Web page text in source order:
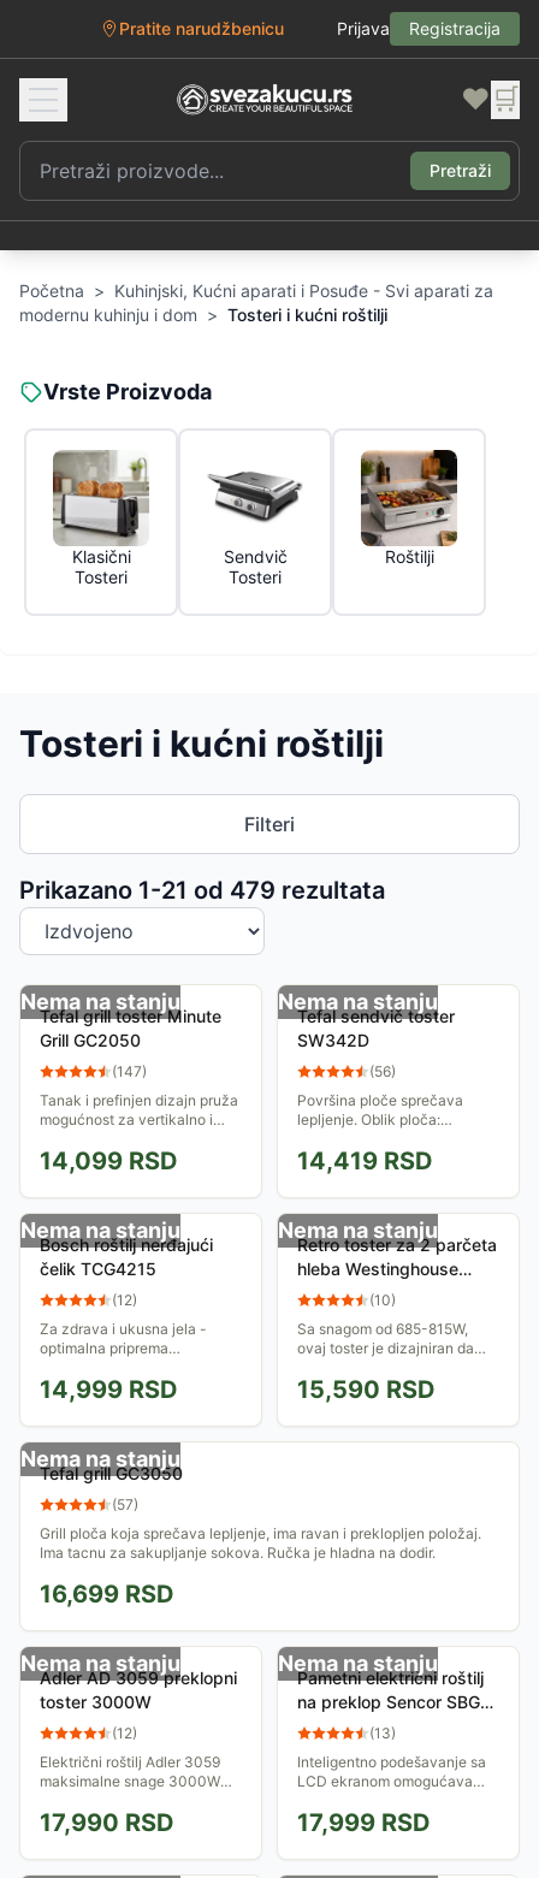
Pratite narudžbenicu Prijava Registracija
❤️ 🛒
Pretraži
Početna > Kuhinjski, Kućni aparati i Posuđe - Svi aparati za
modernu kuhinju i dom > Tosteri i kućni roštilji
Vrste Proizvoda
Klasični
Tosteri
Sendvič
Tosteri
Roštilji
Tosteri i kućni roštilji
Filteri
Prikazano 1-21 od 479 rezultata
Sortiranje proizvoda
Nema na stanju
Tefal grill toster Minute
Grill GC2050
(147)
Tanak i prefinjen dizajn pruža
mogućnost za vertikalno i
ugrađene rešetke za sokove.
Može se upotrebljavati
preklopljen za...
14,099 RSD
Nema na stanju
Tefal sendvič toster
SW342D
(56)
Površina ploče sprečava
lepljenje. Oblik ploča:
kolač, grill
14,419 RSD
Nema na stanju
Bosch roštilj nerđajući
čelik TCG4215
(12)
Za zdrava i ukusna jela -
optimalna priprema
koje se odvojeno podešavaju.
14,999 RSD
Nema na stanju
Retro toster za 2 parčeta
hleba Westinghouse
WKTTB857RD
(10)
Sa snagom od 685-815W,
ovaj toster je dizajniran da
doručak svakog jutra.
15,590 RSD
Nema na stanju
Tefal grill GC3050
(57)
Grill ploča koja sprečava lepljenje, ima ravan i preklopljen položaj.
Ima tacnu za sakupljanje sokova. Ručka je hladna na dodir.
16,699 RSD
Nema na stanju
Adler AD 3059 preklopni
toster 3000W
(12)
Električni roštilj Adler 3059
maksimalne snage 3000W
pripremite širok spektar toplih
jela - od tostiranih burgera,
preko...
17,990 RSD
Nema na stanju
Pametni električni roštilj
na preklop Sencor SBG
6231SS (13)
Inteligentno podešavanje sa
LCD ekranom omogućava
dok automatski senzori
osiguravaju uvek savršene
rezultate pečenja....
17,999 RSD